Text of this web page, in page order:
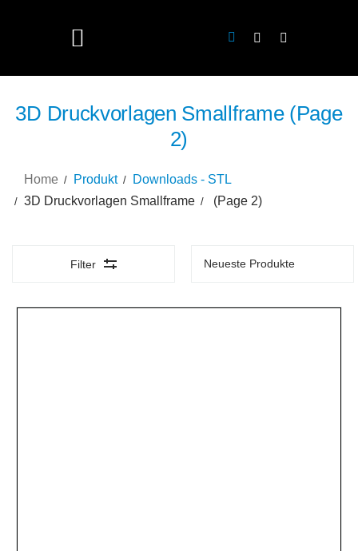
3D Druckvorlagen Smallframe (Page
2)
Home Produkt
Downloads - STL
3D Druckvorlagen Smallframe
(Page 2)
Filter